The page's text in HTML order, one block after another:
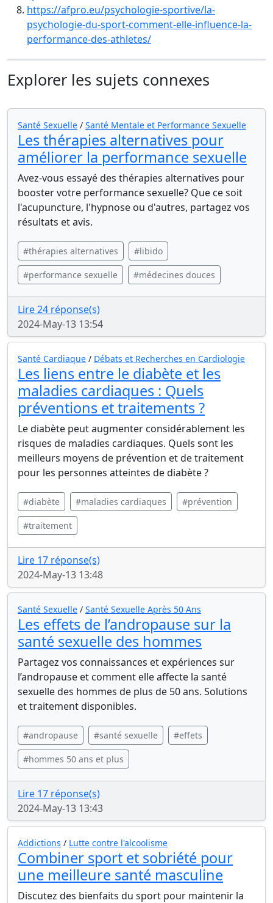
https://afpro.eu/psychologie-sportive/la-
psychologie-du-sport-comment-elle-influence-la-
performance-des-athletes/
Explorer les sujets connexes
Santé Sexuelle / Santé Mentale et Performance Sexuelle
Les thérapies alternatives pour
améliorer la performance sexuelle
Avez-vous essayé des thérapies alternatives pour
booster votre performance sexuelle? Que ce soit
l'acupuncture, l'hypnose ou d'autres, partagez vos
résultats et avis.
#thérapies alternatives #libido
#performance sexuelle #médecines douces
Lire 24 réponse(s)
2024-May-13 13:54
Santé Cardiaque / Débats et Recherches en Cardiologie
Les liens entre le diabète et les
maladies cardiaques : Quels
préventions et traitements ?
Le diabète peut augmenter considérablement les
risques de maladies cardiaques. Quels sont les
meilleurs moyens de prévention et de traitement
pour les personnes atteintes de diabète ?
#diabète #maladies cardiaques #prévention
#traitement
Lire 17 réponse(s)
2024-May-13 13:48
Santé Sexuelle / Santé Sexuelle Après 50 Ans
Les effets de l’andropause sur la
santé sexuelle des hommes
Partagez vos connaissances et expériences sur
l’andropause et comment elle affecte la santé
sexuelle des hommes de plus de 50 ans. Solutions
et traitement disponibles.
#andropause #santé sexuelle #effets
#hommes 50 ans et plus
Lire 17 réponse(s)
2024-May-13 13:43
Addictions / Lutte contre l'alcoolisme
Combiner sport et sobriété pour
une meilleure santé masculine
Discutez des bienfaits du sport pour maintenir la